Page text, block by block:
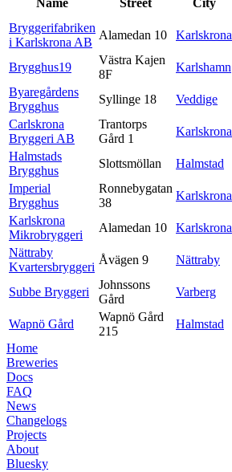
Name Street City
Bryggerifabriken
i Karlskrona AB
Alamedan 10 Karlskrona
Brygghus19
Västra Kajen
8F
Karlshamn
Byaregårdens
Brygghus
Syllinge 18 Veddige
Carlskrona
Bryggeri AB
Trantorps
Gård 1
Karlskrona
Halmstads
Brygghus
Slottsmöllan Halmstad
Imperial
Brygghus
Ronnebygatan
38
Karlskrona
Karlskrona
Mikrobryggeri
Alamedan 10 Karlskrona
Nättraby
Kvartersbryggeri
Åvägen 9 Nättraby
Subbe Bryggeri
Johnssons
Gård
Varberg
Wapnö Gård
Wapnö Gård
215
Halmstad
Home
Breweries
Docs
FAQ
News
Changelogs
Projects
About
Bluesky